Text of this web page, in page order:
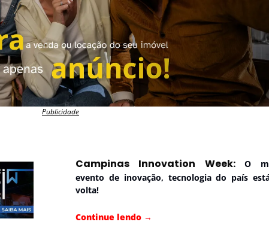
Publicidade
Campinas Innovation Week:
O
evento de inovação, tecnologia do país
volta!
Continue lendo →